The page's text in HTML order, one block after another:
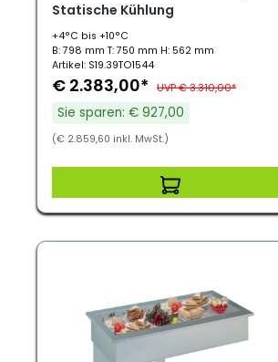
Statische Kühlung
+4°C bis +10°C
B: 798 mm T: 750 mm H: 562 mm
Artikel: S19.39TO1544
€ 2.383,00* UVP € 3.310,00*
Sie sparen: € 927,00
(€ 2.859,60 inkl. MwSt.)